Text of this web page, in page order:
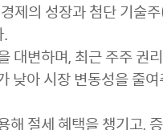
의 성장과 첨단 기술
.
대변하며, 최근 주주 권
낮아 시장 변동성을 줄
해 절세 혜택을 챙기고,